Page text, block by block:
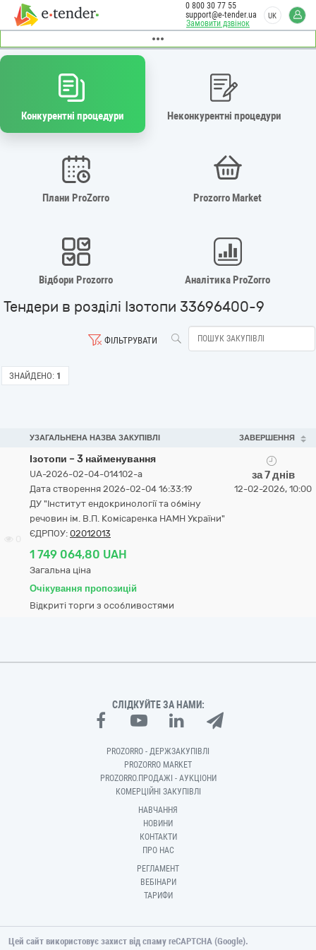
Замовити дзвінок
0 800 30 77 55
support@e-tender.ua
UK
Конкурентні процедури Неконкурентні процедури
Плани ProZorro Prozorro Market
Відбори Prozorro Аналітика ProZorro
Тендери в розділі Ізотопи 33696400-9
ФІЛЬТРУВАТИ
ЗНАЙДЕНО: 1
УЗАГАЛЬНЕНА НАЗВА ЗАКУПІВЛІ ЗАВЕРШЕННЯ
Ізотопи – 3 найменування
UA-2026-02-04-014102-a
Дата створення 2026-02-04 16:33:19
ДУ "Інститут ендокринології та обміну
речовин ім. В.П. Комісаренка НАМН України"
ЄДРПОУ: 02012013
1 749 064,80 UAH
Загальна ціна
Очікування пропозицій
Відкриті торги з особливостями
за 7 днів
12-02-2026, 10:00
СЛІДКУЙТЕ ЗА НАМИ:
PROZORRO - ДЕРЖЗАКУПІВЛІ
PROZORRO MARKET
PROZORRO.ПРОДАЖІ - АУКЦІОНИ
КОМЕРЦІЙНІ ЗАКУПІВЛІ
НАВЧАННЯ
НОВИНИ
КОНТАКТИ
ПРО НАС
РЕГЛАМЕНТ
ВЕБІНАРИ
ТАРИФИ
Цей сайт використовує захист від спаму reCAPTCHA (Google).